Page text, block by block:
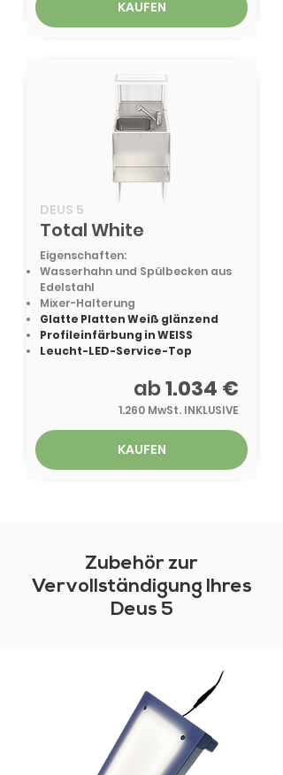
KAUFEN
DEUS 5
Total White
Eigenschaften:
Wasserhahn und Spülbecken aus
Edelstahl
Mixer-Halterung
Glatte Platten Weiß glänzend
Profileinfärbung in WEISS
Leucht-LED-Service-Top
ab1.034 €
1.260 MwSt. INKLUSIVE
KAUFEN
Zubehör zur
Vervollständigung Ihres
Deus 5